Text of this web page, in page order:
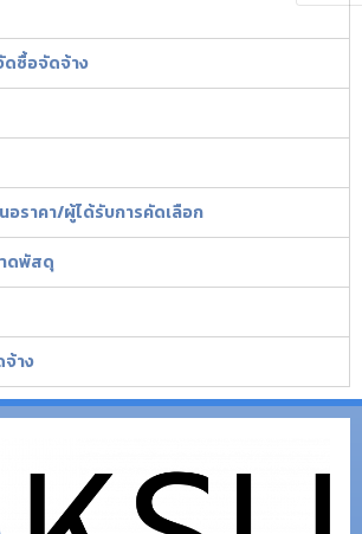
ดซื้อจัดจ้าง
อราคา/ผู้ได้รับการคัดเลือก
ดพัสดุ
าง